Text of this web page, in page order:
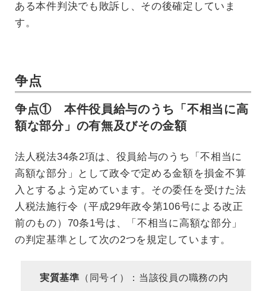
ある本件判決でも敗訴し、その後確定していま
す。
争点
争点① 本件役員給与のうち「不相当に高
額な部分」の有無及びその金額
法人税法34条2項は、役員給与のうち「不相当に
高額な部分」として政令で定める金額を損金不算
入とするよう定めています。その委任を受けた法
人税法施行令（平成29年政令第106号による改正
前のもの）70条1号は、「不相当に高額な部分」
の判定基準として次の2つを規定しています。
実質基準 （同号イ）：当該役員の職務の内